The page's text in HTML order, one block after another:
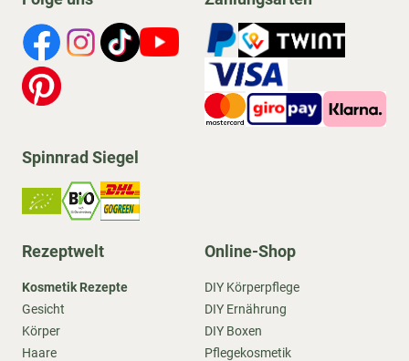
Spinnrad Siegel
Rezeptwelt
Kosmetik Rezepte
Gesicht
Körper
Haare
Online-Shop
DIY Körperpflege
DIY Ernährung
DIY Boxen
Pflegekosmetik